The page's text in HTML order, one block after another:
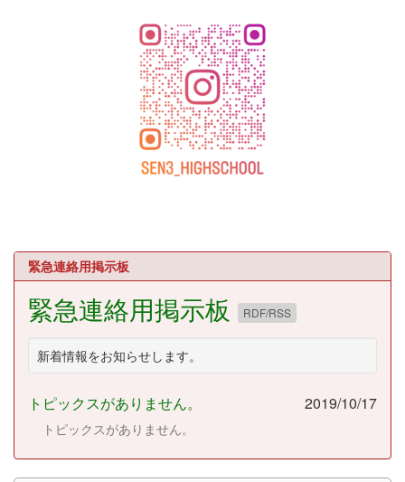
緊急連絡用掲示板
緊急連絡用掲示板 RDF/RSS
新着情報をお知らせします。
トピックスがありません。 2019/10/17
トピックスがありません。